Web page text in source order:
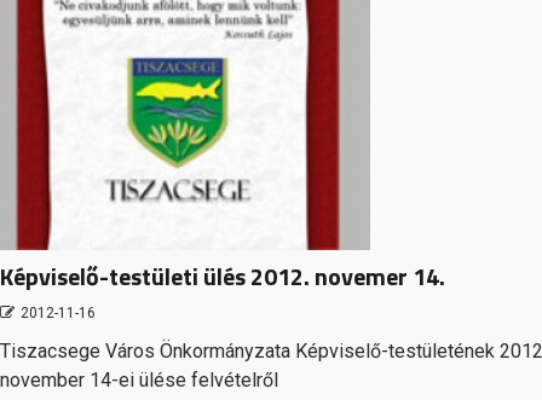
Képviselő-testületi ülés 2012. novemer 14.
2012-11-16
Tiszacsege Város Önkormányzata Képviselő-testületének
november 14-ei ülése felvételről